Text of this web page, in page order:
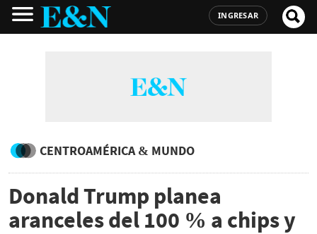
INGRESAR
CENTROAMÉRICA & MUNDO
Donald Trump planea
aranceles del 100 % a chips y